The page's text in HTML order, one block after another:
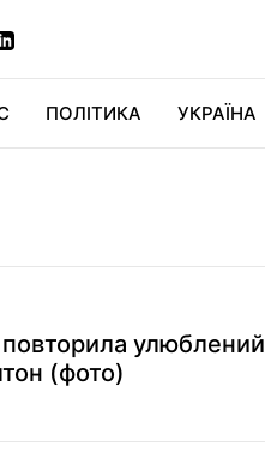
ПОЛІТИКА УКРАЇНА
улюблений
(фото)